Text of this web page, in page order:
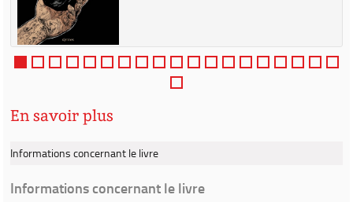
En savoir plus
Informations concernant le livre
Informations concernant le livre